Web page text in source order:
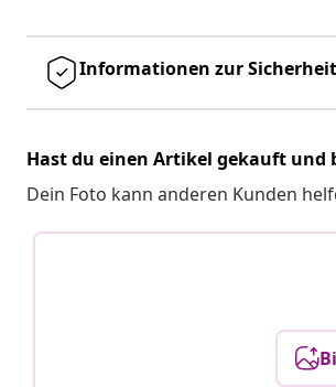
Informationen zur
Hast du einen Artikel gekauft und
Dein Foto kann anderen Kunden